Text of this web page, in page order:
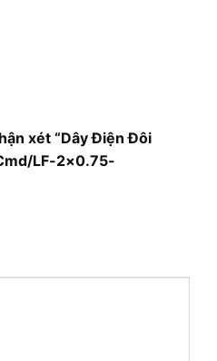
xét “Dây Điện Đôi
LF-2×0.75-